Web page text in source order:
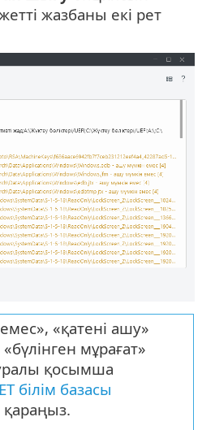
жазбаны екі рет
«қатені ашу»
мұрағат»
қосымша
білім базасы
қараңыз.